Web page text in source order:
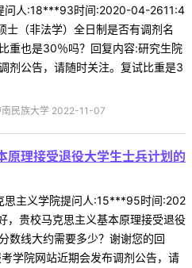
问人:18***93时间:2020-04-2611:4
士（非法学）全日制是否有调剂名
重也是30％吗？回复内容:研究生院
剂公告，请随时关注。复试比重是3
南民族大学 2022-11-07
原理接受退役大学生士兵计划的
思主义学院提问人:15***95时间:202
贵校马克思主义基本原理接受退役
数线大约需要多少？谢谢您的回
学院网站近期会发布调剂公告，请